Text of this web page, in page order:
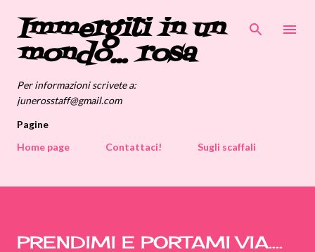
Passa ai contenuti principali
Immergiti in un
mondo... rosa
Per informazioni scrivete a:
junerosstaff@gmail.com
Pagine
Home page
Contattaci! Sugli scaffali
PRENDIMI E PORTAMI VIA....